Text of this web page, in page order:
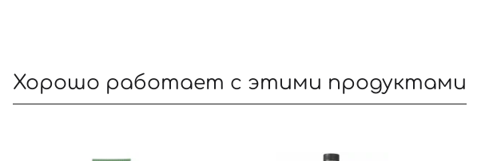
Хорошо работает с этими продуктами